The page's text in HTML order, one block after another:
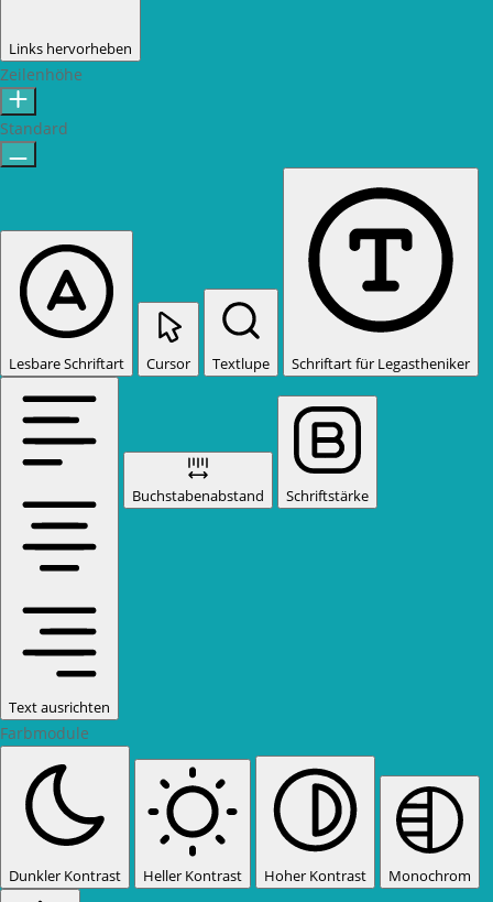
Links hervorheben
Zeilenhöhe
Standard
Lesbare Schriftart Cursor Textlupe Schriftart für Legastheniker
Text ausrichten
Buchstabenabstand Schriftstärke
Farbmodule
Dunkler Kontrast Heller Kontrast Hoher Kontrast Monochrom